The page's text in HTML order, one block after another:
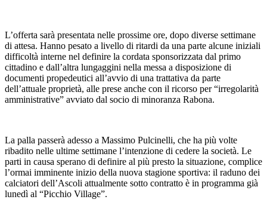
L’offerta sarà presentata nelle prossime ore, dopo diverse settimane
di attesa. Hanno pesato a livello di ritardi da una parte alcune iniziali
difficoltà interne nel definire la cordata sponsorizzata dal primo
cittadino e dall’altra lungaggini nella messa a disposizione di
documenti propedeutici all’avvio di una trattativa da parte
dell’attuale proprietà, alle prese anche con il ricorso per “irregolarità
amministrative” avviato dal socio di minoranza Rabona.
La palla passerà adesso a Massimo Pulcinelli, che ha più volte
ribadito nelle ultime settimane l’intenzione di cedere la società. Le
parti in causa sperano di definire al più presto la situazione, complice
l’ormai imminente inizio della nuova stagione sportiva: il raduno dei
calciatori dell’Ascoli attualmente sotto contratto è in programma già
lunedì al “Picchio Village”.